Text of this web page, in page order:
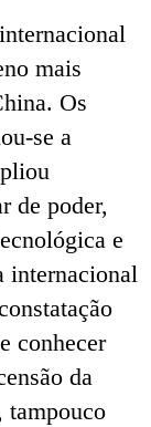
mais
Os
se a
de poder,
e
internacional
conhecer
da
tampouco